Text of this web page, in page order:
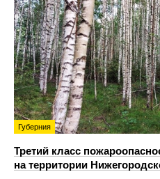
Губерния
Третий класс
на территории